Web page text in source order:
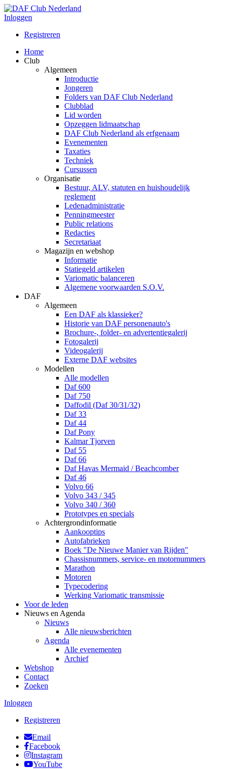
Inloggen
Registreren
Home
Club
Algemeen
Introductie
Jongeren
Folders van DAF Club Nederland
Clubblad
Lid worden
Opzeggen lidmaatschap
DAF Club Nederland als erfgenaam
Evenementen
Taxaties
Techniek
Cursussen
Organisatie
Bestuur, ALV, statuten en huishoudelijk
reglement
Ledenadministratie
Penningmeester
Public relations
Redacties
Secretariaat
Magazijn en webshop
Informatie
Statiegeld artikelen
Variomatic balanceren
Algemene voorwaarden S.O.V.
DAF
Algemeen
Een DAF als klassieker?
Historie van DAF personenauto's
Brochure-, folder- en advertentiegalerij
Fotogalerij
Videogalerij
Externe DAF websites
Modellen
Alle modellen
Daf 600
Daf 750
Daffodil (Daf 30/31/32)
Daf 33
Daf 44
Daf Pony
Kalmar Tjorven
Daf 55
Daf 66
Daf Havas Mermaid / Beachcomber
Daf 46
Volvo 66
Volvo 343 / 345
Volvo 340 / 360
Prototypes en specials
Achtergrondinformatie
Aankooptips
Autofabrieken
Boek "De Nieuwe Manier van Rijden"
Chassisnummers, service- en motornummers
Marathon
Motoren
Typecodering
Werking Variomatic transmissie
Voor de leden
Nieuws en Agenda
Nieuws
Alle nieuwsberichten
Agenda
Alle evenementen
Archief
Webshop
Contact
Zoeken
Inloggen
Registreren
Email
Facebook
Instagram
YouTube